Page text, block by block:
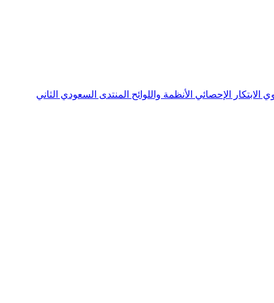
الابتكار الإحصائي الأنظمة واللوائح المنتدى السعودي الثاني